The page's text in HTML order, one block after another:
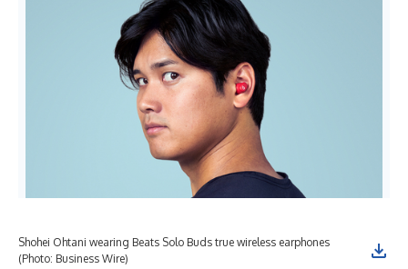
Shohei Ohtani wearing Beats Solo Buds true wireless earphones
(Photo: Business Wire)